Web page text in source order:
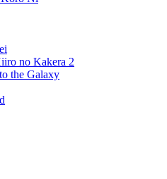
no Kakera 2
the Galaxy